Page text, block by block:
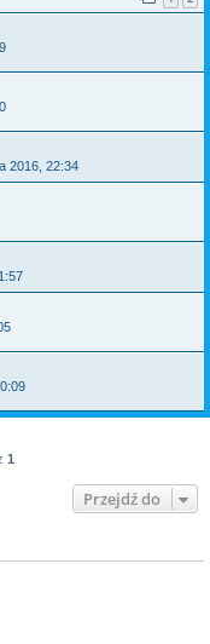
2016, 22:34
1
Przejdź do